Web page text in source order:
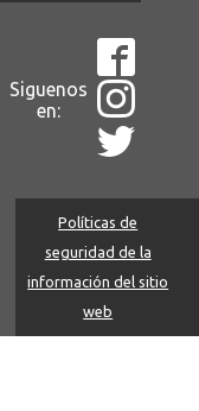
Siguenos
en:
Políticas de
seguridad de la
información del sitio
web